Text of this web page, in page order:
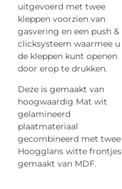
uitgevoerd met twee
kleppen voorzien van
gasvering en een push &
clicksysteem waarmee u
de kleppen kunt openen
door erop te drukken.
Deze is gemaakt van
hoogwaardig Mat wit
gelamineerd
plaatmateriaal
gecombineerd met twee
Hoogglans witte frontjes
gemaakt van MDF.